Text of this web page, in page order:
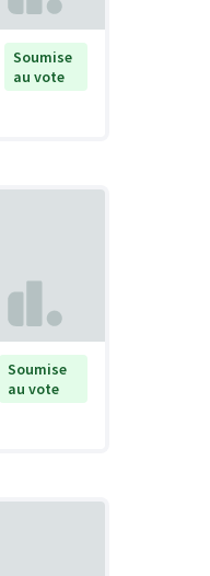
Soumise
au vote
Soumise
au vote